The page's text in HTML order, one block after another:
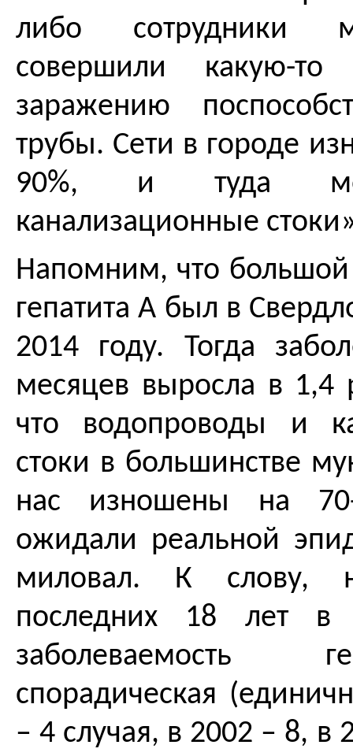
либо сотрудники
совершили какую-
заражению
трубы. Сети в городе
90%, и туда
канализационные
Напомним, что
гепатита А был в
2014 году. Тогда
месяцев выросла в 1,4
что водопроводы и
стоки в большинстве
нас изношены на 70-
ожидали реальной
миловал. К слову,
последних 18 лет в
заболеваемость
спорадическая
– 4 случая, в 2002 – 8, в